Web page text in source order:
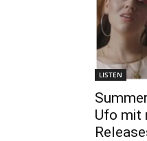
LISTEN
Ufo mit